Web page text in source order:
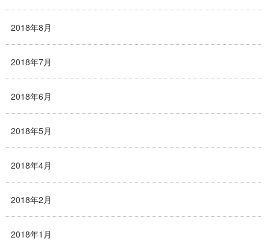
2018年8月
2018年7月
2018年6月
2018年5月
2018年4月
2018年2月
2018年1月